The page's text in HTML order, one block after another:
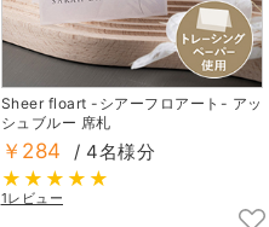
Sheer floart -シアーフロアート- アッ
シュブルー 席札
￥284 / 4名様分
1レビュー